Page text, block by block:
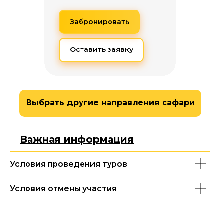
Забронировать
Оставить заявку
Выбрать другие направления сафари
Важная информация
Условия проведения туров
Условия отмены участия